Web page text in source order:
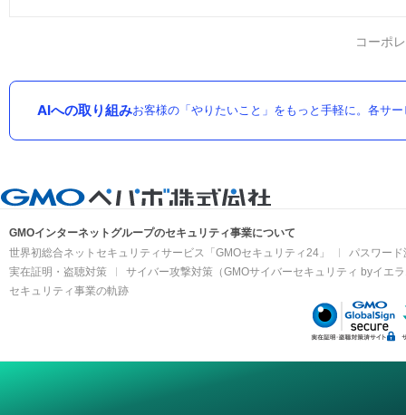
コーポ
AIへの取り組みお客様の「やりたいこと」をもっと手軽に。各サ
GMOインターネットグループのセキュリティ事業について
世界初総合ネットセキュリティサービス「GMOセキュリティ24」
パスワー
実在証明・盗聴対策
サイバー攻撃対策（GMOサイバーセキュリティ byイエ
セキュリティ事業の軌跡